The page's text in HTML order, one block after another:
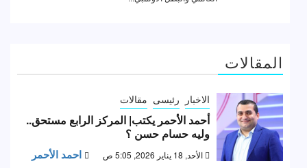
المقالات
الاخبار رئيسى مقالات
أحمد الأحمر يكتب| المركز الرابع مستحق..
وليه حسام حسن ؟
الأحد, 18 يناير 2026, 5:05 ص احمد الأحمر